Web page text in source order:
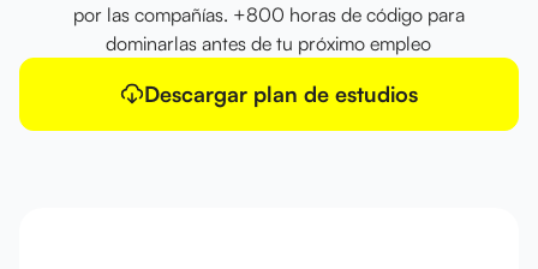
por las compañías. +800 horas de código para
dominarlas antes de tu próximo empleo
Descargar plan de estudios